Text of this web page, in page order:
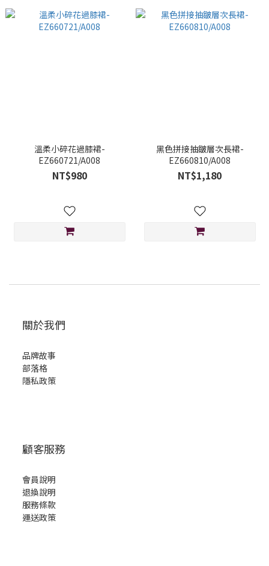
溫柔小碎花過膝裙-
EZ660721/A008
NT$980
黑色拼接抽皺層次長裙-
EZ660810/A008
NT$1,180
關於我們
品牌故事
部落格
隱私政策
顧客服務
會員說明
退換說明
服務條款
運送政策